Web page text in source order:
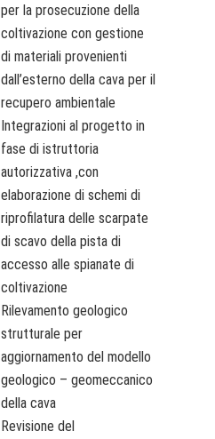
per la prosecuzione della
coltivazione con gestione
di materiali provenienti
dall’esterno della cava per il
recupero ambientale
Integrazioni al progetto in
fase di istruttoria
autorizzativa ,con
elaborazione di schemi di
riprofilatura delle scarpate
di scavo della pista di
accesso alle spianate di
coltivazione
Rilevamento geologico
strutturale per
aggiornamento del modello
geologico – geomeccanico
della cava
Revisione del